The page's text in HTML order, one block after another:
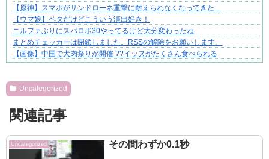
【原神】スマホがサンドローネ重撃に耐えられなくなってきた…
【ウマ娘】ベタだけどこういう演出好き！
ニルファぶりにスパロボ30やってるけど大分変わったね
まとめチェッカーは閉鎖しました。RSSの解除をお願いします。
【画像】中国で犬肉祭りが開催 ??イッヌがたくさん食べられる
Uncategorized
関連記事
Uncategorized その間わずか0.1秒